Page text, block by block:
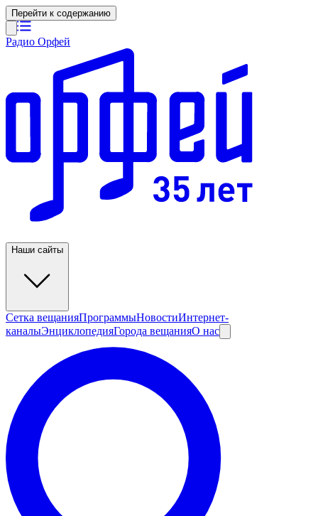
Перейти к содержанию
Радио Орфей
Наши сайты
Сетка вещанияПрограммыНовостиИнтернет-
каналыЭнциклопедияГорода вещанияО нас